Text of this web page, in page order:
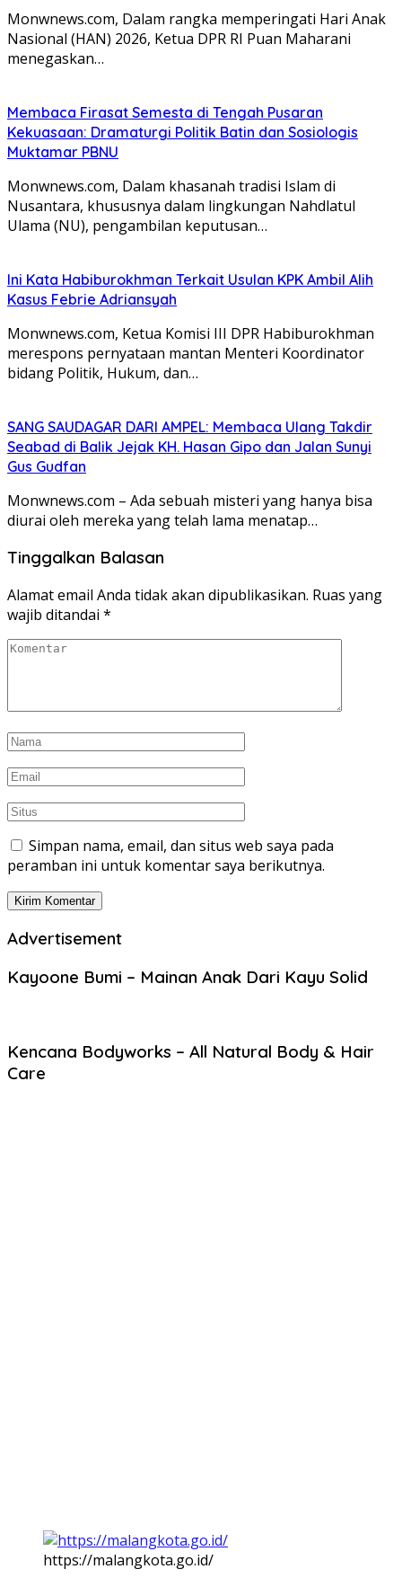
Monwnews.com, Dalam rangka memperingati Hari Anak
Nasional (HAN) 2026, Ketua DPR RI Puan Maharani
menegaskan…
Membaca Firasat Semesta di Tengah Pusaran
Kekuasaan: Dramaturgi Politik Batin dan Sosiologis
Muktamar PBNU
Monwnews.com, Dalam khasanah tradisi Islam di
Nusantara, khususnya dalam lingkungan Nahdlatul
Ulama (NU), pengambilan keputusan…
Ini Kata Habiburokhman Terkait Usulan KPK Ambil Alih
Kasus Febrie Adriansyah
Monwnews.com, Ketua Komisi III DPR Habiburokhman
merespons pernyataan mantan Menteri Koordinator
bidang Politik, Hukum, dan…
SANG SAUDAGAR DARI AMPEL: Membaca Ulang Takdir
Seabad di Balik Jejak KH. Hasan Gipo dan Jalan Sunyi
Gus Gudfan
Monwnews.com – Ada sebuah misteri yang hanya bisa
diurai oleh mereka yang telah lama menatap…
Tinggalkan Balasan
Alamat email Anda tidak akan dipublikasikan. Ruas yang
wajib ditandai *
Simpan nama, email, dan situs web saya pada
peramban ini untuk komentar saya berikutnya.
Advertisement
Kayoone Bumi – Mainan Anak Dari Kayu Solid
Kencana Bodyworks – All Natural Body & Hair
Care
https://malangkota.go.id/